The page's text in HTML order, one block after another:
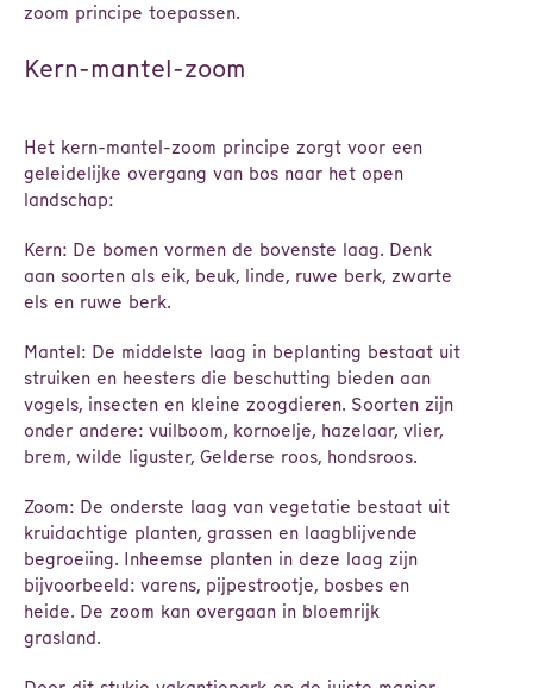
zoom principe toepassen.
Kern-mantel-zoom
Het kern-mantel-zoom principe zorgt voor een
geleidelijke overgang van bos naar het open
landschap:
Kern: De bomen vormen de bovenste laag. Denk
aan soorten als eik, beuk, linde, ruwe berk, zwarte
els en ruwe berk.
Mantel: De middelste laag in beplanting bestaat uit
struiken en heesters die beschutting bieden aan
vogels, insecten en kleine zoogdieren. Soorten zijn
onder andere: vuilboom, kornoelje, hazelaar, vlier,
brem, wilde liguster, Gelderse roos, hondsroos.
Zoom: De onderste laag van vegetatie bestaat uit
kruidachtige planten, grassen en laagblijvende
begroeiing. Inheemse planten in deze laag zijn
bijvoorbeeld: varens, pijpestrootje, bosbes en
heide. De zoom kan overgaan in bloemrijk
grasland.